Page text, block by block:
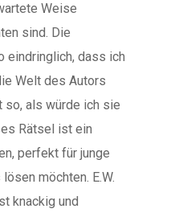
Weise
sind. Die
eindringlich, dass ich
Welt des Autors
als würde ich sie
Rätsel ist ein
perfekt für junge
möchten. E.W.
knackig und